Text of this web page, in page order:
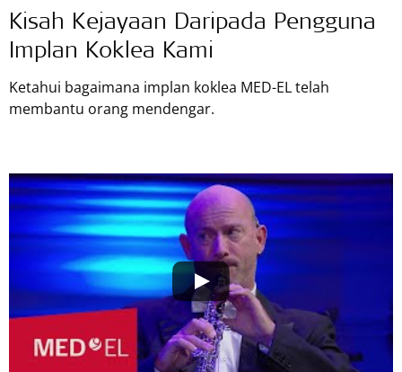
Kisah Kejayaan Daripada Pengguna
Implan Koklea Kami
Ketahui bagaimana implan koklea MED-ELtelah
membantu orang mendengar.